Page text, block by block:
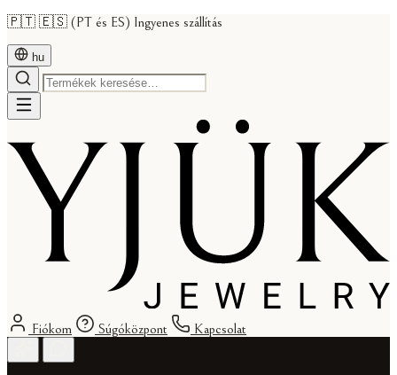
🇵🇹 🇪🇸 (PT és ES) Ingyenes szállítás
hu
Fiókom Súgóközpont Kapcsolat